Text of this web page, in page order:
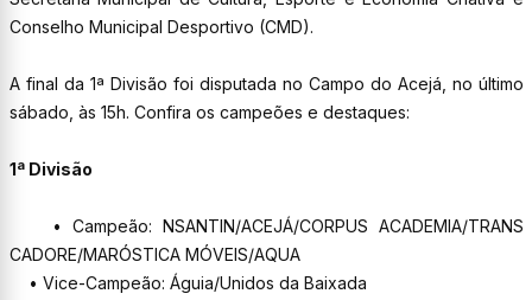
Conselho Municipal Desportivo (CMD).
A final da 1ª Divisão foi disputada no Campo do Acejá, no último
sábado, às 15h. Confira os campeões e destaques:
1ª Divisão
• Campeão: NSANTIN/ACEJÁ/CORPUS ACADEMIA/TRANS
CADORE/MARÓSTICA MÓVEIS/AQUA
• Vice-Campeão: Águia/Unidos da Baixada